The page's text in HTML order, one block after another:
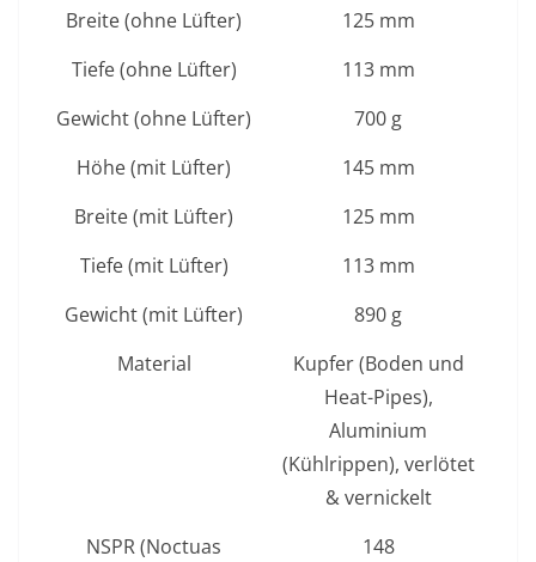
Breite (ohne Lüfter)
125 mm
Tiefe (ohne Lüfter)
113 mm
Gewicht (ohne Lüfter)
700 g
Höhe (mit Lüfter)
145 mm
Breite (mit Lüfter)
125 mm
Tiefe (mit Lüfter)
113 mm
Gewicht (mit Lüfter)
890 g
Material
Kupfer (Boden und
Heat-Pipes),
Aluminium
(Kühlrippen), verlötet
& vernickelt
NSPR (Noctuas
148